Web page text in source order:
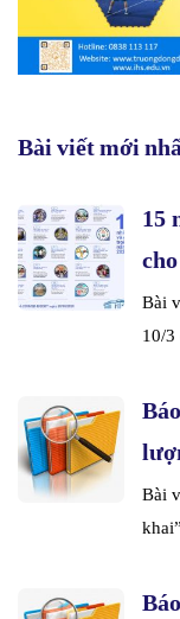
Bài viết mới
15
Bài
10/
Bài